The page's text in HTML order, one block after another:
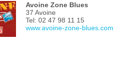
Avoine Zone Blues
37 Avoine
Tel: 02 47 98 11 15
www.avoine-zone-blues.com